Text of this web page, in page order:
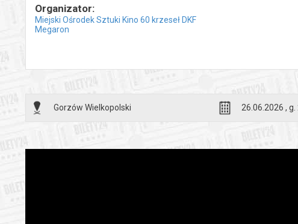
Organizator:
Miejski Ośrodek Sztuki Kino 60 krzeseł DKF
Megaron
Gorzów Wielkopolski 26.06.2026 , g.